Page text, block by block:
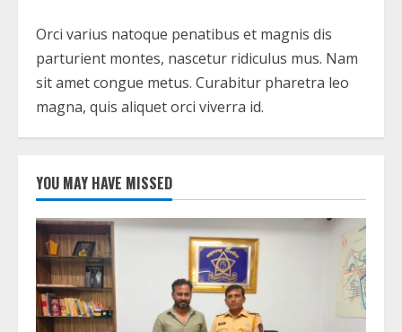
Orci varius natoque penatibus et magnis dis
parturient montes, nascetur ridiculus mus. Nam
sit amet congue metus. Curabitur pharetra leo
magna, quis aliquet orci viverra id.
YOU MAY HAVE MISSED